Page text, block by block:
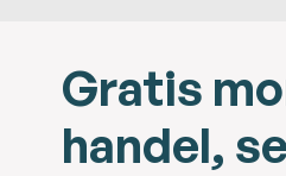
Gratis
handel,